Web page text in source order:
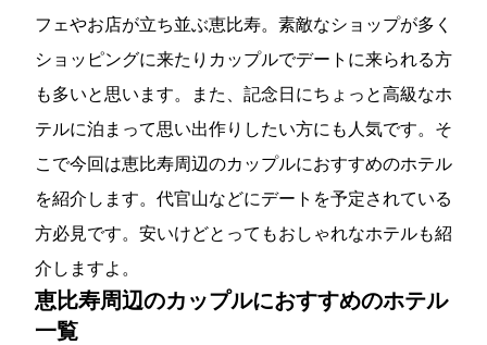
フェやお店が立ち並ぶ恵比寿。素敵なショップが多く
ショッピングに来たりカップルでデートに来られる方
も多いと思います。また、記念日にちょっと高級なホ
テルに泊まって思い出作りしたい方にも人気です。そ
こで今回は恵比寿周辺のカップルにおすすめのホテル
を紹介します。代官山などにデートを予定されている
方必見です。安いけどとってもおしゃれなホテルも紹
介しますよ。
恵比寿周辺のカップルにおすすめのホテル
一覧